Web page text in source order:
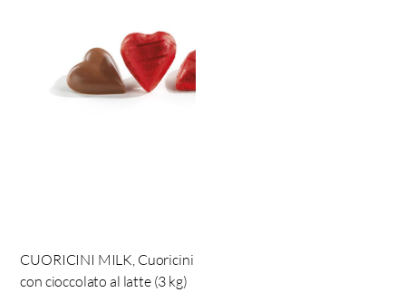
CUORICINI MILK, Cuoricini
con cioccolato al latte (3 kg)